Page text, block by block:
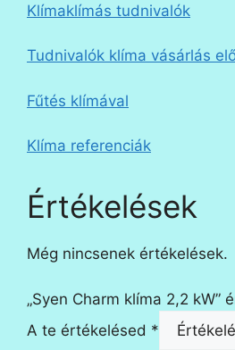
Klímaklímás tudnivalók
Tudnivalók klíma vásárlás
Fűtés klímával
Klíma referenciák
Értékelések
Még nincsenek értékelések.
„Syen Charm klíma 2,2 kW”
A te értékelésed *